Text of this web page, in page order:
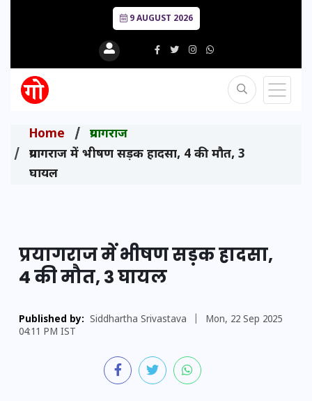
9 AUGUST 2026
Home
प्रयागराज
प्रयागराज में भीषण सड़क हादसा, 4 की मौत, 3
घायल
प्रयागराज में भीषण सड़क हादसा,
4 की मौत, 3 घायल
Published by: Siddhartha Srivastava
Mon, 22 Sep 2025
04:11 PM IST